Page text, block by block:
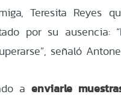
Teresita Reyes
por su ausencia:
señaló
aenviarle